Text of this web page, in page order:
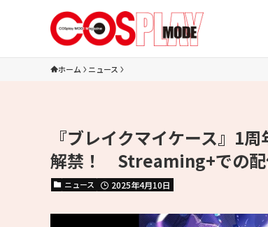
ホーム ニュース
『ブレイクマイケース』1
解禁！ Streaming+での配
ニュース 2025年4月10日